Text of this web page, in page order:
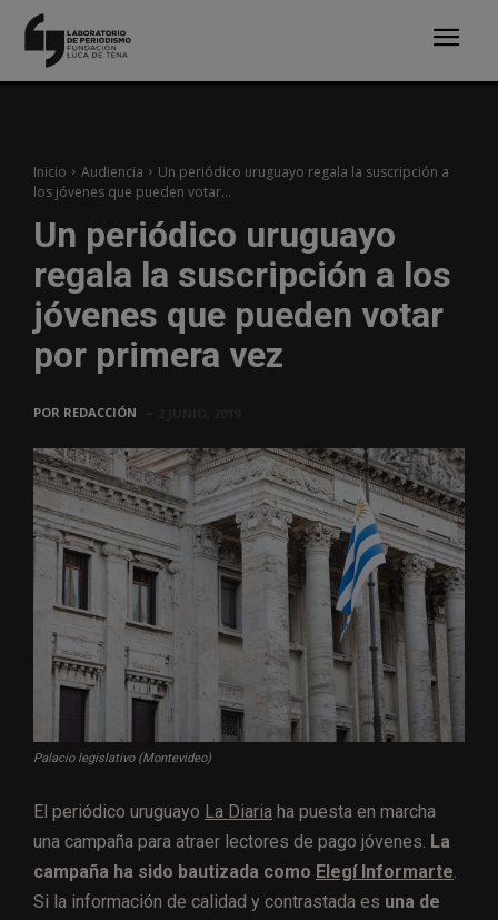
Inicio Audiencia
Un periódico uruguayo regala la suscripción a
los jóvenes que pueden votar...
Un periódico uruguayo
regala la suscripción a los
jóvenes que pueden votar
por primera vez
POR REDACCIÓN
Palacio legislativo (Montevideo)
El periódico uruguayo La Diaria ha puesta en marcha
una campaña para atraer lectores de pago jóvenes. La
campaña ha sido bautizada como Elegí Informarte.
Si la información de calidad y contrastada es una de